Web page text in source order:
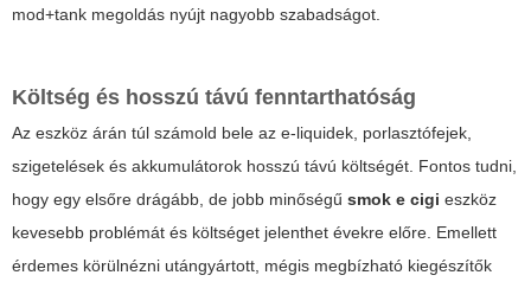
mod+tank megoldás nyújt nagyobb szabadságot.
Költség és hosszú távú fenntarthatóság
Az eszköz árán túl számold bele az e-liquidek, porlasztófejek,
szigetelések és akkumulátorok hosszú távú költségét. Fontos tudni,
hogy egy elsőre drágább, de jobb minőségű smok e cigi eszköz
kevesebb problémát és költséget jelenthet évekre előre. Emellett
érdemes körülnézni utángyártott, mégis megbízható kiegészítők